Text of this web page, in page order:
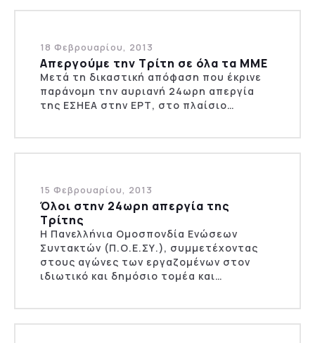
18 Φεβρουαρίου, 2013
Απεργούμε την Τρίτη σε όλα τα ΜΜΕ
Μετά τη δικαστική απόφαση που έκρινε
παράνομη την αυριανή 24ωρη απεργία
της ΕΣΗΕΑ στην ΕΡΤ, στο πλαίσιο…
15 Φεβρουαρίου, 2013
Όλοι στην 24ωρη απεργία της
Τρίτης
Η Πανελλήνια Ομοσπονδία Ενώσεων
Συντακτών (Π.Ο.Ε.ΣΥ.), συμμετέχοντας
στους αγώνες των εργαζομένων στον
ιδιωτικό και δημόσιο τομέα και…